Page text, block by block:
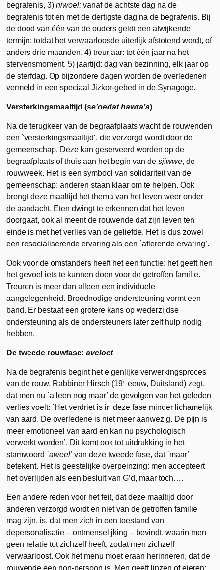
begrafenis, 3)niwoel: vanaf de achtste dag na de
begrafenis tot en met de dertigste dag na de begrafenis. Bij
de dood van één van de ouders geldt een afwijkende
termijn: totdat het verwaarloosde uiterlijk afstotend wordt, of
anders drie maanden. 4) treurjaar: tot één jaar na het
stervensmoment. 5) jaartijd: dag van bezinning, elk jaar op
de sterfdag. Op bijzondere dagen worden de overledenen
vermeld in een speciaal Jizkor-gebed in de Synagoge.
Versterkingsmaaltijd (se’oedat hawra’a)
Na de terugkeer van de begraafplaats wacht de rouwenden
een `versterkingsmaaltijd’, die verzorgd wordt door de
gemeenschap. Deze kan geserveerd worden op de
begraafplaats of thuis aan het begin van desjiwwe, de
rouwweek. Het is een symbool van solidariteit van de
gemeenschap: anderen staan klaar om te helpen. Ook
brengt deze maaltijd het thema van het leven weer onder
de aandacht. Eten dwingt te erkennen dat het leven
doorgaat, ook al meent de rouwende dat zijn leven ten
einde is met het verlies van de geliefde. Het is dus zowel
een resocialiserende ervaring als een `aflerende ervaring’.
Ook voor de omstanders heeft het een functie: het geeft hen
het gevoel iets te kunnen doen voor de getroffen familie.
Treuren is meer dan alleen een individuele
aangelegenheid. Broodnodige ondersteuning vormt een
band. Er bestaat een grotere kans op wederzijdse
ondersteuning als de ondersteuners later zelf hulp nodig
hebben.
De tweede rouwfase:aveloet
Na de begrafenis begint het eigenlijke verwerkingsproces
van de rouw. Rabbiner Hirsch (19e eeuw, Duitsland) zegt,
dat men nu `alleen nog maar’ de gevol­gen van het geleden
verlies voelt: `Het verdriet is in deze fase minder lichamelijk
van aard. De overledene is niet meer aan­wezig. De pijn is
meer emotioneel van aard en kan nu psycholo­gisch
verwerkt worden’. Dit komt ook tot uitdrukking in het
stamwoord `aweel’ van deze tweede fase, dat `maar’
betekent. Het is geestelijke overpeinzing: men accepteert
het overlijden als een besluit van G’d, maar toch….
Een andere reden voor het feit, dat deze maaltijd door
anderen verzorgd wordt en niet van de getroffen familie
mag zijn, is, dat men zich in een toestand van
depersonalisatie – ontmenselijking – bevindt, waarin men
geen relatie tot zichzelf heeft, zodat men zichzelf
verwaarloost. Ook het menu moet eraan herinneren, dat de
rouwende een non-persoon is. Men geeft linzen of eieren: